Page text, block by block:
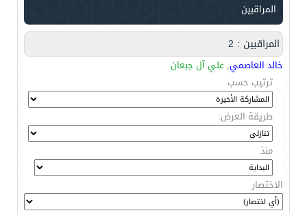
المراقبين
المراقبين : 2
خالد العاصمي, علي آل جبعان
ترتيب حسب
طريقة العرض:
منذ
الاختصار